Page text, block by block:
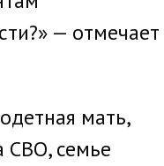
— отмечает
мать,
СВО, семье